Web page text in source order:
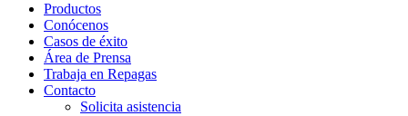
Productos
Conócenos
Casos de éxito
Área de Prensa
Trabaja en Repagas
Contacto
Solicita asistencia